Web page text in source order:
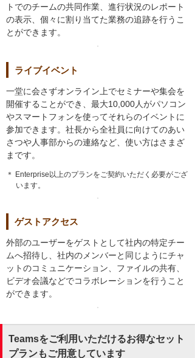
トでのチームの共同作業、進行状況のレポート
の表示、個々に割り当てた業務の追跡を行うこ
とができます。
ライブイベント
一堂に会さずオンライン上でセミナーや集会を
開催することができ、最大10,000人がパソコン
やスマートフォンを使ってそれらのイベントに
参加できます。社長から全社員に向けてのあい
さつや人事部からの連絡など、使い方はさまざ
まです。
＊ Enterprise以上のプランをご契約いただく必要がござ
います。
ゲストアクセス
外部のユーザーをゲストとして社内の特定チー
ムへ招待し、社内のメンバーと同じようにチャ
ットのコミュニケーション、ファイルの共有、
ビデオ会議などでコラボレーションを行うこと
ができます。
Teamsをご利用いただけるお得なセット
プランもご用意しています